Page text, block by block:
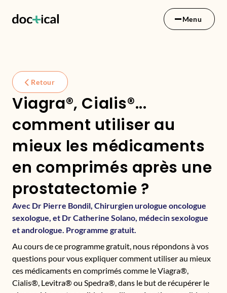
Menu
Retour
Viagra®, Cialis®...
comment utiliser au
mieux les médicaments
en comprimés après une
prostatectomie ?
Avec Dr Pierre Bondil, Chirurgien urologue oncologue
sexologue, et Dr Catherine Solano, médecin sexologue
et andrologue. Programme gratuit.
Au cours de ce programme gratuit, nous répondons à vos
questions pour vous expliquer comment utiliser au mieux
ces médicaments en comprimés comme le Viagra®,
Cialis®, Levitra® ou Spedra®, dans le but de récupérer le